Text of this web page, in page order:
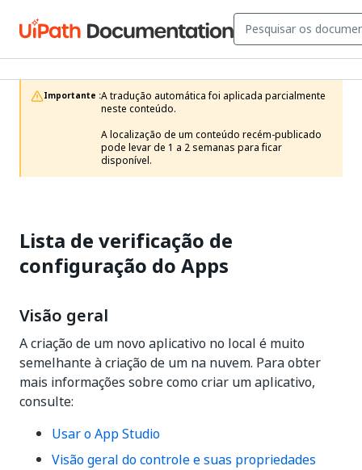
Importante :A tradução automática foi aplicada parcialmente
neste conteúdo.
A localização de um conteúdo recém-publicado
pode levar de 1 a 2 semanas para ficar
disponível.
Lista de verificação de
configuração do Apps
Visão geral
A criação de um novo aplicativo no local é muito
semelhante à criação de um na nuvem. Para obter
mais informações sobre como criar um aplicativo,
consulte:
Usar o App Studio
Visão geral do controle e suas propriedades